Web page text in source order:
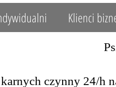
Klienci
03 Pszczyna
karnych